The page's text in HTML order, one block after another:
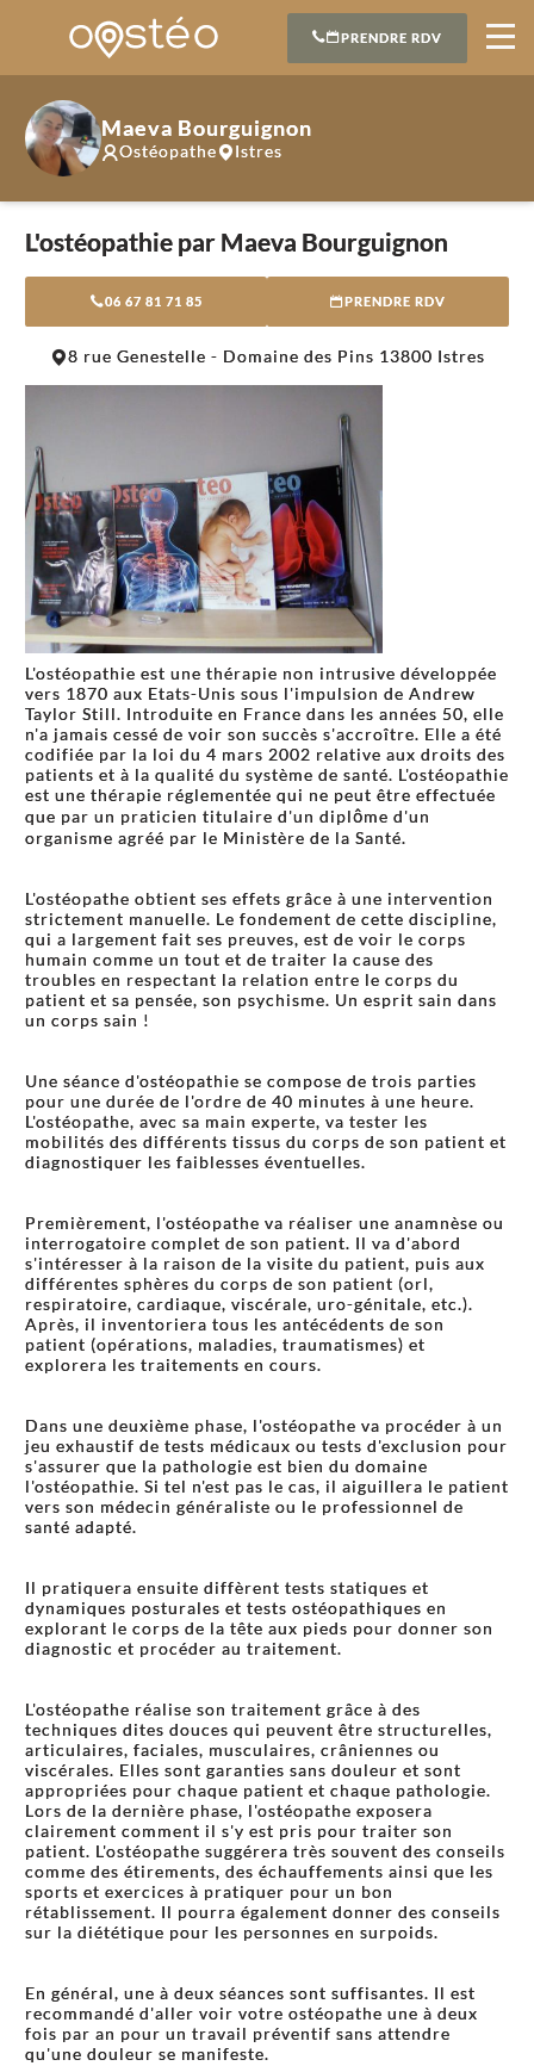
PRENDRE RDV
Maeva Bourguignon
Ostéopathe Istres
L'ostéopathie par Maeva Bourguignon
06 67 81 71 85 PRENDRE RDV
+
8 rue Genestelle - Domaine des Pins 13800 Istres
L'ostéopathie est une thérapie non intrusive développée
vers 1870 aux Etats-Unis sous l'impulsion de Andrew
Taylor Still. Introduite en France dans les années 50, elle
n'a jamais cessé de voir son succès s'accroître. Elle a été
codifiée par la loi du 4 mars 2002 relative aux droits des
patients et à la qualité du système de santé. L'ostéopathie
est une thérapie réglementée qui ne peut être effectuée
que par un praticien titulaire d'un diplôme d'un
organisme agréé par le Ministère de la Santé.
L'ostéopathe obtient ses effets grâce à une intervention
strictement manuelle. Le fondement de cette discipline,
qui a largement fait ses preuves, est de voir le corps
humain comme un tout et de traiter la cause des
troubles en respectant la relation entre le corps du
patient et sa pensée, son psychisme. Un esprit sain dans
un corps sain !
Une séance d'ostéopathie se compose de trois parties
pour une durée de l'ordre de 40 minutes à une heure.
L'ostéopathe, avec sa main experte, va tester les
mobilités des différents tissus du corps de son patient et
diagnostiquer les faiblesses éventuelles.
Premièrement, l'ostéopathe va réaliser une anamnèse ou
interrogatoire complet de son patient. Il va d'abord
s'intéresser à la raison de la visite du patient, puis aux
différentes sphères du corps de son patient (orl,
respiratoire, cardiaque, viscérale, uro-génitale, etc.).
Après, il inventoriera tous les antécédents de son
patient (opérations, maladies, traumatismes) et
explorera les traitements en cours.
Dans une deuxième phase, l'ostéopathe va procéder à un
jeu exhaustif de tests médicaux ou tests d'exclusion pour
s'assurer que la pathologie est bien du domaine
l'ostéopathie. Si tel n'est pas le cas, il aiguillera le patient
vers son médecin généraliste ou le professionnel de
santé adapté.
Il pratiquera ensuite diffèrent tests statiques et
dynamiques posturales et tests ostéopathiques en
explorant le corps de la tête aux pieds pour donner son
diagnostic et procéder au traitement.
L'ostéopathe réalise son traitement grâce à des
techniques dites douces qui peuvent être structurelles,
articulaires, faciales, musculaires, crâniennes ou
viscérales. Elles sont garanties sans douleur et sont
appropriées pour chaque patient et chaque pathologie.
Lors de la dernière phase, l'ostéopathe exposera
clairement comment il s'y est pris pour traiter son
patient. L'ostéopathe suggérera très souvent des conseils
comme des étirements, des échauffements ainsi que les
sports et exercices à pratiquer pour un bon
rétablissement. Il pourra également donner des conseils
sur la diététique pour les personnes en surpoids.
En général, une à deux séances sont suffisantes. Il est
recommandé d'aller voir votre ostéopathe une à deux
fois par an pour un travail préventif sans attendre
qu'une douleur se manifeste.